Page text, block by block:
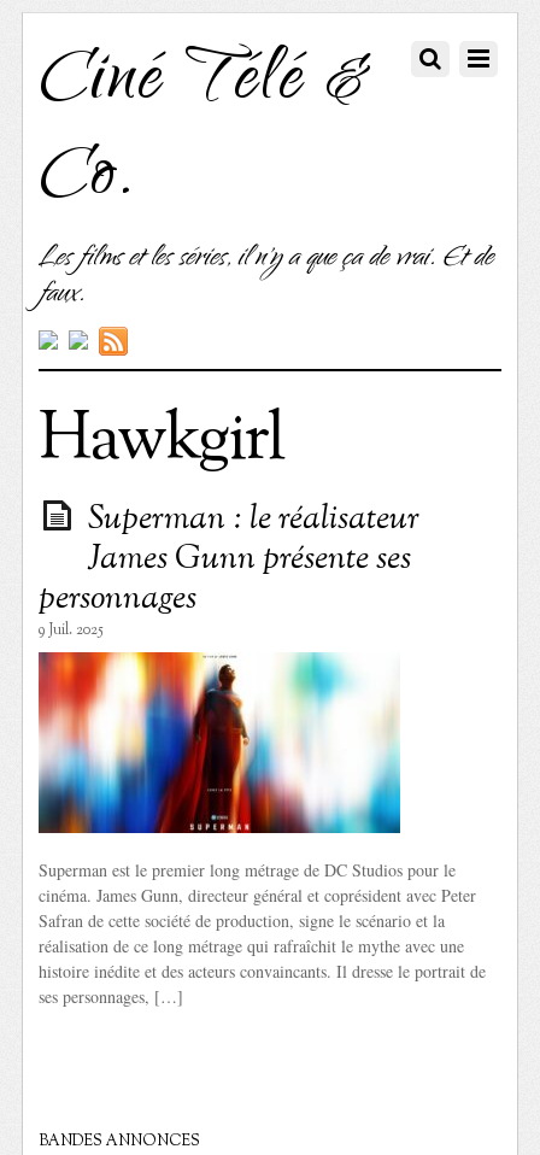
Ciné Télé &
Co.
Les films et les séries, il n'y a que ça de vrai. Et de
faux.
Hawkgirl
Superman : le réalisateur
James Gunn présente ses
personnages
9 Juil. 2025
Superman est le premier long métrage de DC Studios pour le
cinéma. James Gunn, directeur général et coprésident avec Peter
Safran de cette société de production, signe le scénario et la
réalisation de ce long métrage qui rafraîchit le mythe avec une
histoire inédite et des acteurs convaincants. Il dresse le portrait de
ses personnages, […]
BANDES ANNONCES